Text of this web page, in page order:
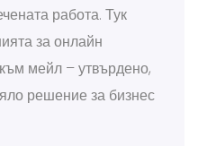
работа. Тук
за онлайн
мейл – утвърдено,
решение за бизнес